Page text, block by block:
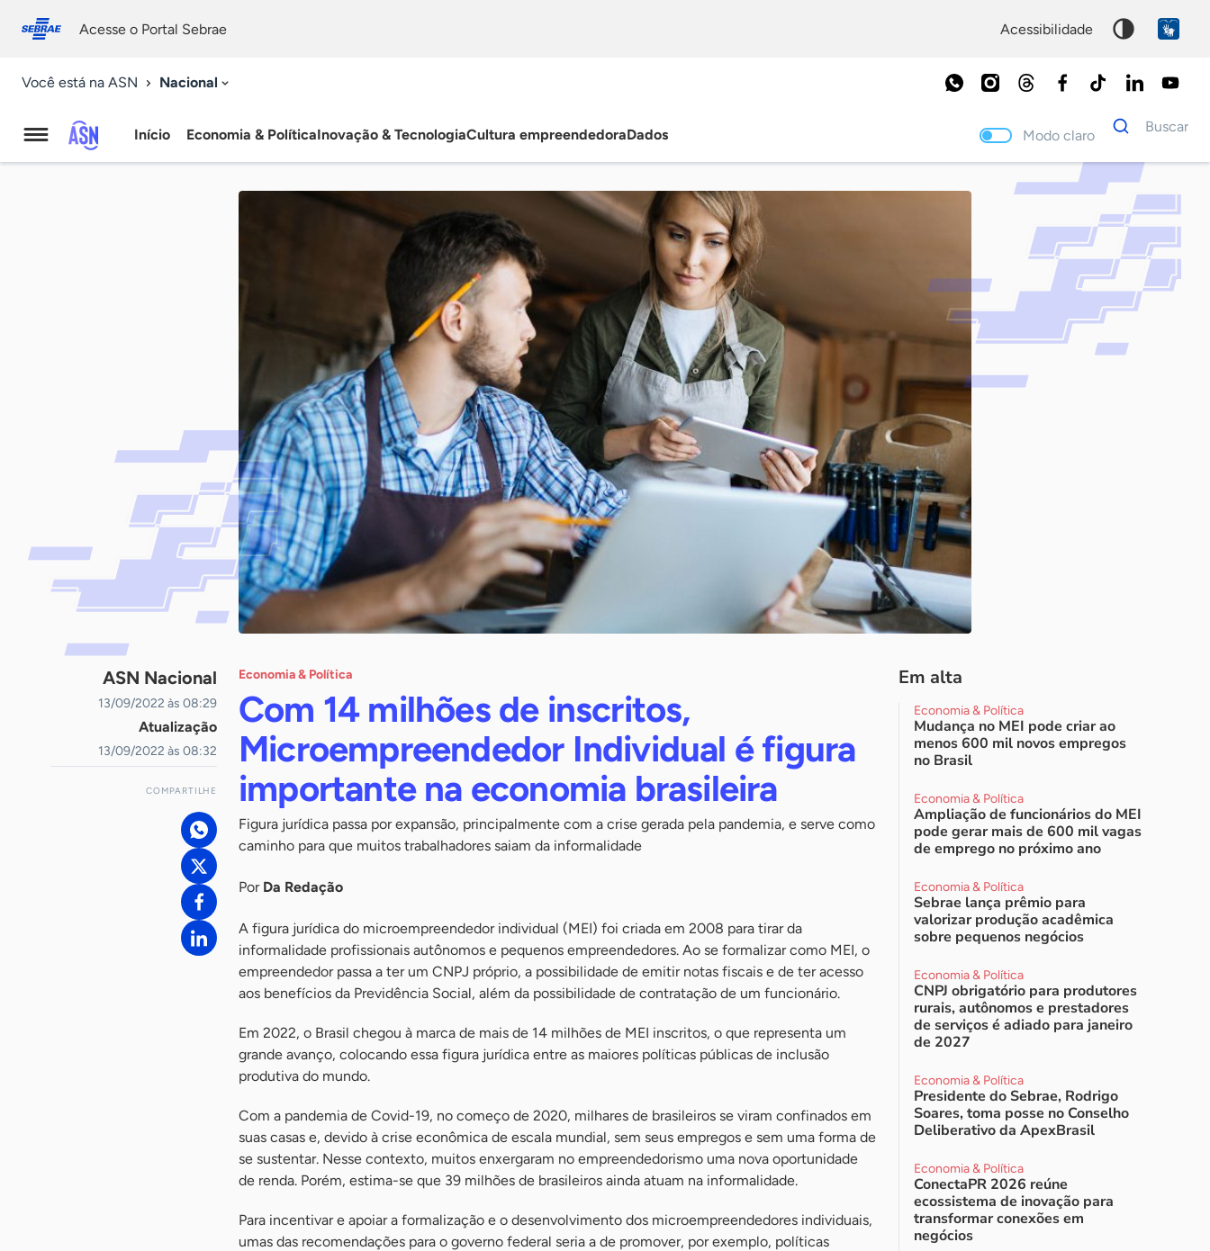
conosco
Acesse o Portal Sebrae acessibilidade
Você está na ASN Nacional
Agência
Início Economia & PolíticaInovação & TecnologiaCultura empreendedoraDados Modo claro
Dados
para
Buscar
Palavra
chave
ASN Nacional
13/09/2022 às 08:29
Atualização
13/09/2022 às 08:32
COMPARTILHE
Economia & Política
Com 14 milhões de inscritos,
Microempreendedor Individual é figura
importante na economia brasileira
Figura jurídica passa por expansão, principalmente com a crise gerada pela pandemia, e serve como
caminho para que muitos trabalhadores saiam da informalidade
Por Da Redação
A figura jurídica do microempreendedor individual (MEI) foi criada em 2008 para tirar da
informalidade profissionais autônomos e pequenos empreendedores. Ao se formalizar como MEI, o
empreendedor passa a ter um CNPJ próprio, a possibilidade de emitir notas fiscais e de ter acesso
aos benefícios da Previdência Social, além da possibilidade de contratação de um funcionário.
Em 2022, o Brasil chegou à marca de mais de 14 milhões de MEI inscritos, o que representa um
grande avanço, colocando essa figura jurídica entre as maiores políticas públicas de inclusão
produtiva do mundo.
Com a pandemia de Covid-19, no começo de 2020, milhares de brasileiros se viram confinados em
suas casas e, devido à crise econômica de escala mundial, sem seus empregos e sem uma forma de
se sustentar. Nesse contexto, muitos enxergaram no empreendedorismo uma nova oportunidade
de renda. Porém, estima-se que 39 milhões de brasileiros ainda atuam na informalidade.
Para incentivar e apoiar a formalização e o desenvolvimento dos microempreendedores individuais,
umas das recomendações para o governo federal seria a de promover, por exemplo, políticas
Em alta
Economia & Política
Mudança no MEI pode criar ao
menos 600 mil novos empregos
no Brasil
Economia & Política
Ampliação de funcionários do MEI
pode gerar mais de 600 mil vagas
de emprego no próximo ano
Economia & Política
Sebrae lança prêmio para
valorizar produção acadêmica
sobre pequenos negócios
Economia & Política
CNPJ obrigatório para produtores
rurais, autônomos e prestadores
de serviços é adiado para janeiro
de 2027
Economia & Política
Presidente do Sebrae, Rodrigo
Soares, toma posse no Conselho
Deliberativo da ApexBrasil
Economia & Política
ConectaPR 2026 reúne
ecossistema de inovação para
transformar conexões em
negócios